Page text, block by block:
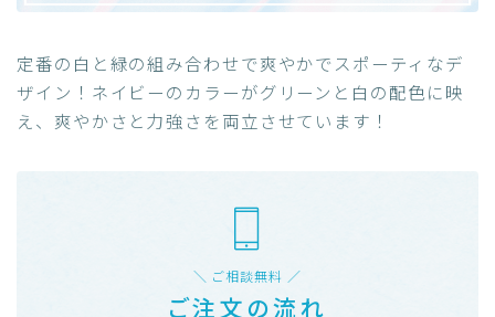
定番の白と緑の組み合わせで爽やかでスポーティなデ
ザイン！ネイビーのカラーがグリーンと白の配色に映
え、爽やかさと力強さを両立させています！
＼ ご相談無料 ／
ご注文の流れ